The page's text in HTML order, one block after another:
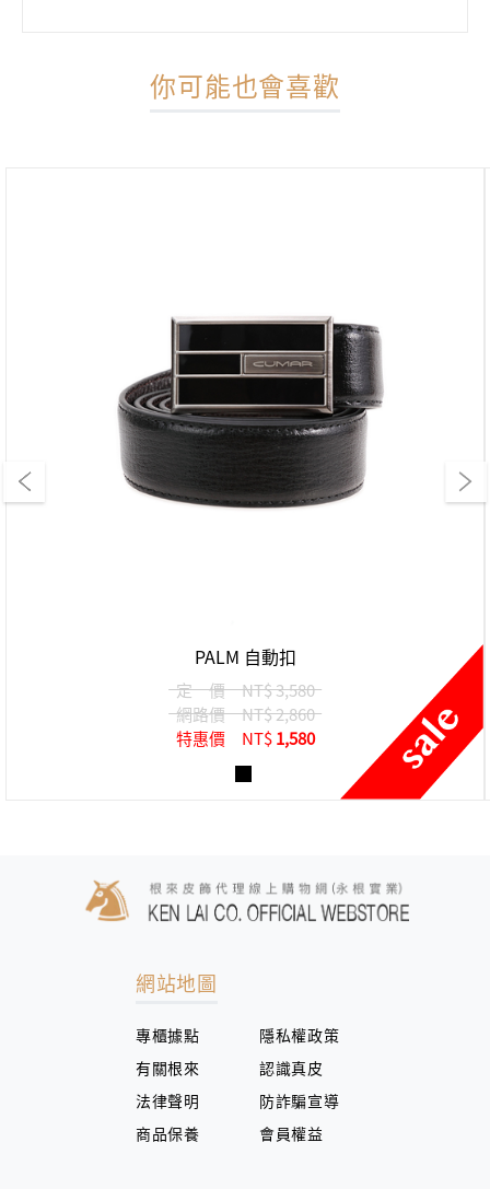
你可能也會喜歡
PALM 自動扣
定 價NT$ 3,580
網路價NT$ 2,860
特惠價
NT$ 1,580
網站地圖
專櫃據點
隱私權政策
有關根來
認識真皮
法律聲明
防詐騙宣導
商品保養
會員權益